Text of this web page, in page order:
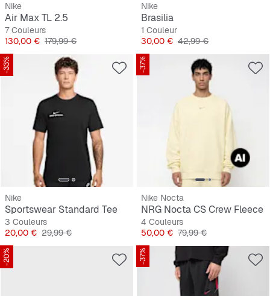
Nike
Air Max TL 2.5
7 Couleurs
Prix
130,00 € Prix original
179,99 €
Nike
Brasilia
1 Couleur
Prix
30,00 € Prix original
42,99 €
-33%
Nike
Sportswear Standard Tee
3 Couleurs
Prix
20,00 € Prix original
29,99 €
-37%
Nike Nocta
NRG Nocta CS Crew Fleece
4 Couleurs
Prix
50,00 € Prix original
79,99 €
-20% -37%